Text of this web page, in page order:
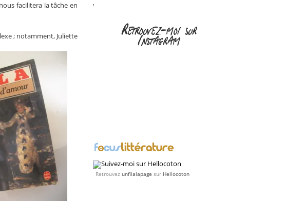
facilitera la tâche en
; notamment, Juliette
'
Retrouvez-moi sur
Instagram
Retrouvez unfilalapage sur Hellocoton